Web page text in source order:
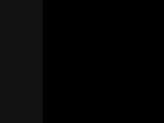
真
的
做
判
參
可
於
時
擇
表
詳
。
考
。